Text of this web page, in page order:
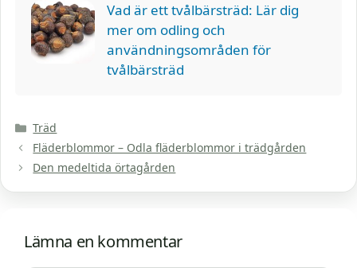
Vad är ett tvålbärsträd: Lär dig
mer om odling och
användningsområden för
tvålbärsträd
Kategorier
Träd
Fläderblommor – Odla fläderblommor i trädgården
Den medeltida örtagården
Lämna en kommentar